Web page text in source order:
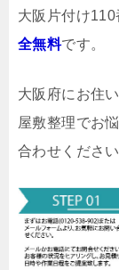
大阪片付け110
全無料です。
大阪府にお住
屋敷整理でお
合わせください